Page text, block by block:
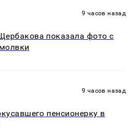
9 часов назад
показала фото с
9 часов назад
пенсионерку в